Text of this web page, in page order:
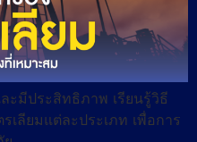
ะมีประสิทธิภาพ เรียนรู้วิธี
เลียมแต่ละประเภท เพื่อการ